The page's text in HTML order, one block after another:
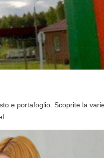
e portafoglio. Scoprite la